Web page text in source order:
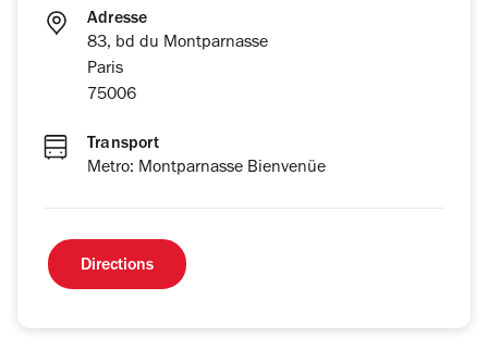
Adresse
83, bd du Montparnasse
Paris
75006
Transport
Metro: Montparnasse Bienvenüe
Directions